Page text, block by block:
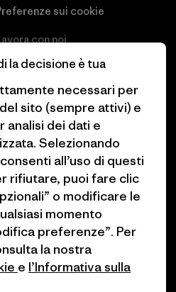
sui cookie
con noi
e media
program
di affiliazione
Patagonia Svizzera Mappa del
Reserved.
la decisione è tua
necessari per
sito (sempre attivi) e
analisi dei dati e
Selezionando
all’uso di questi
rifiutare, puoi fare clic
o modificare le
momento
preferenze”. Per
la nostra
e l’Informativa sulla